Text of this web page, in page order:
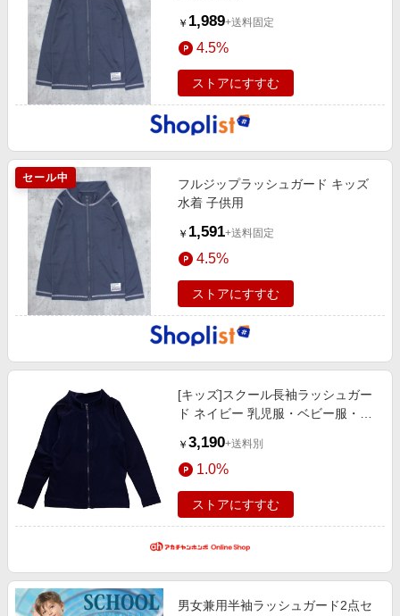
￥ 1,989+送料固定
4.5%
ストアにすすむ
セール中
フルジップラッシュガード キッズ
水着 子供用
￥ 1,591+送料固定
4.5%
ストアにすすむ
[キッズ]スクール長袖ラッシュガー
ド ネイビー 乳児服・ベビー服・子
ズ・プール・浮輪 キッズ水着（男
の子）
￥ 3,190+送料別
1.0%
ストアにすすむ
男女兼用半袖ラッシュガード2点セ